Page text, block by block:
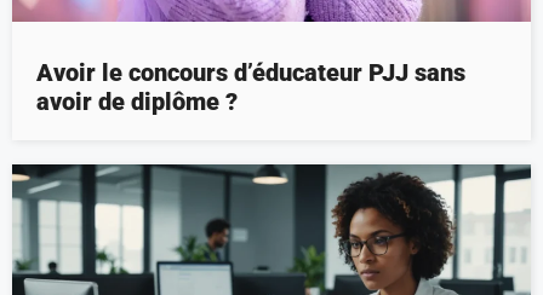
Avoir le concours d’éducateur PJJ sans
avoir de diplôme ?